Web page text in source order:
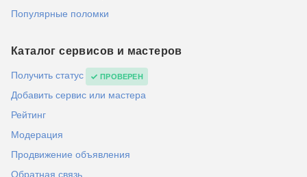
Популярные поломки
Каталог сервисов и мастеров
Получить статус ПРОВЕРЕН
Добавить сервис или мастера
Рейтинг
Модерация
Продвижение объявления
Обратная связь